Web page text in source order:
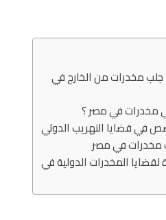
مخدرات من الخارج في
في مصر ؟
قضايا التهريب الدولي
مخدرات في مصر
المخدرات الدولية في